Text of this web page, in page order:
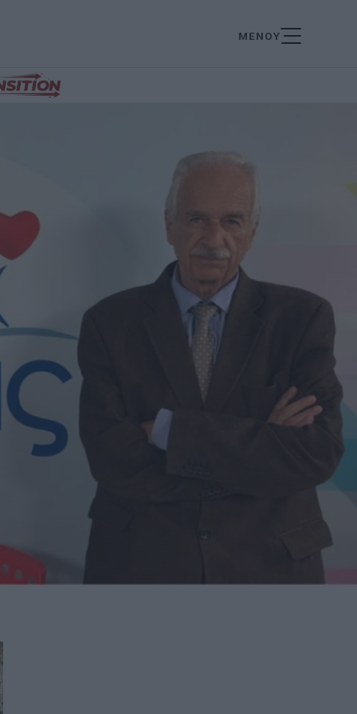
ΜΕΝΟΥ